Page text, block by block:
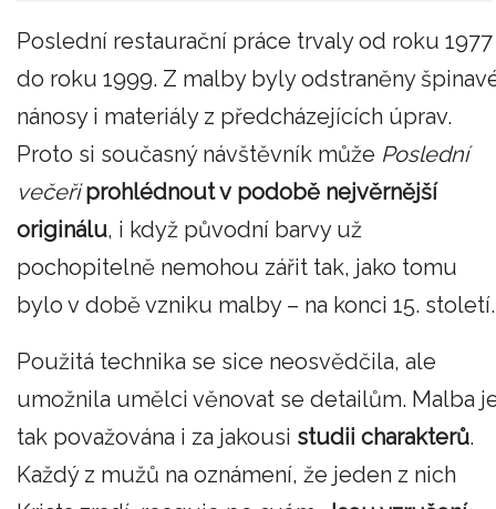
Poslední restaurační práce trvaly od roku 1977
do roku 1999. Z malby byly odstraněny
nánosy i materiály z předcházejících úprav.
Proto si současný návštěvník může Poslední
večeři prohlédnout v podobě nejvěrnější
originálu, i když původní barvy už
pochopitelně nemohou zářit tak, jako tomu
bylo v době vzniku malby – na konci 15. století.
Použitá technika se sice neosvědčila, ale
umožnila umělci věnovat se detailům. Malba
tak považována i za jakousi studii charakterů.
Každý z mužů na oznámení, že jeden z nich